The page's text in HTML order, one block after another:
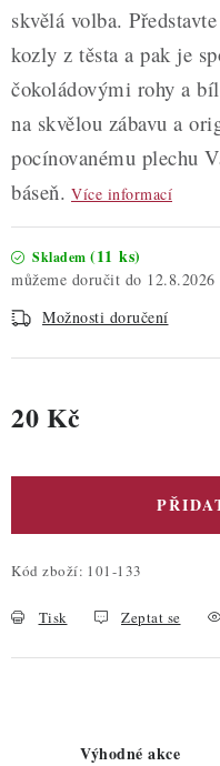
skvělá volba.
kozly z těsta a pak je
čokoládovými rohy a
na skvělou zábavu a
pocínovanému plechu
báseň. Více informací
Skladem (11 ks)
12.8.2026
Možnosti doručení
20 Kč
Kód zboží: 101-133
Tisk Zeptat se
Výhodné akce